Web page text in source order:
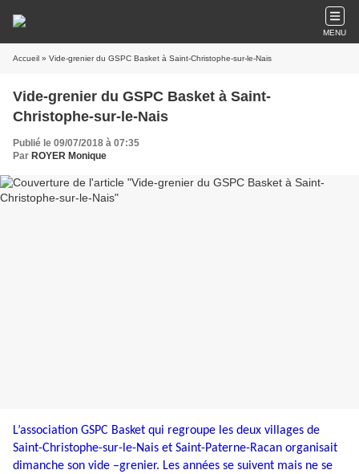
MENU
Accueil » Vide-grenier du GSPC Basket à Saint-Christophe-sur-le-Nais
Vide-grenier du GSPC Basket à Saint-
Christophe-sur-le-Nais
Publié le 09/07/2018 à 07:35
Par ROYER Monique
L’association GSPC Basket qui regroupe les deux villages de
Saint-Christophe-sur-le-Nais et Saint-Paterne-Racan organisait
dimanche son vide –grenier. Les années se suivent mais ne se